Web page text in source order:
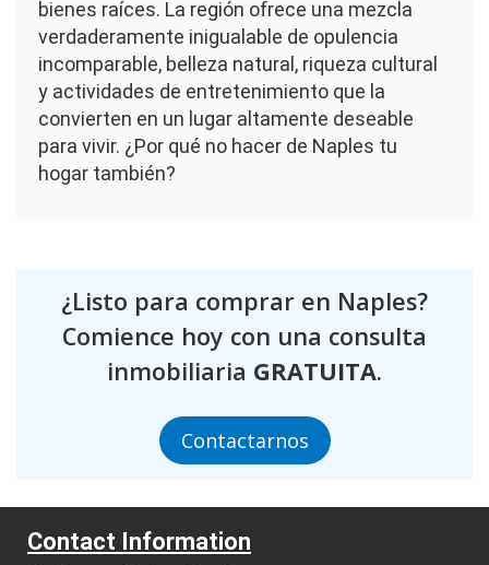
bienes raíces. La región ofrece una mezcla
verdaderamente inigualable de opulencia
incomparable, belleza natural, riqueza cultural
y actividades de entretenimiento que la
convierten en un lugar altamente deseable
para vivir. ¿Por qué no hacer de Naples tu
hogar también?
¿Listo para comprar en Naples?
Comience hoy con una consulta
inmobiliaria GRATUITA.
Contactarnos
Contact Information